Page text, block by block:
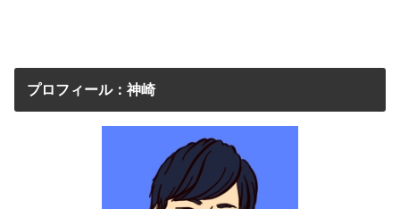
プロフィール：神崎